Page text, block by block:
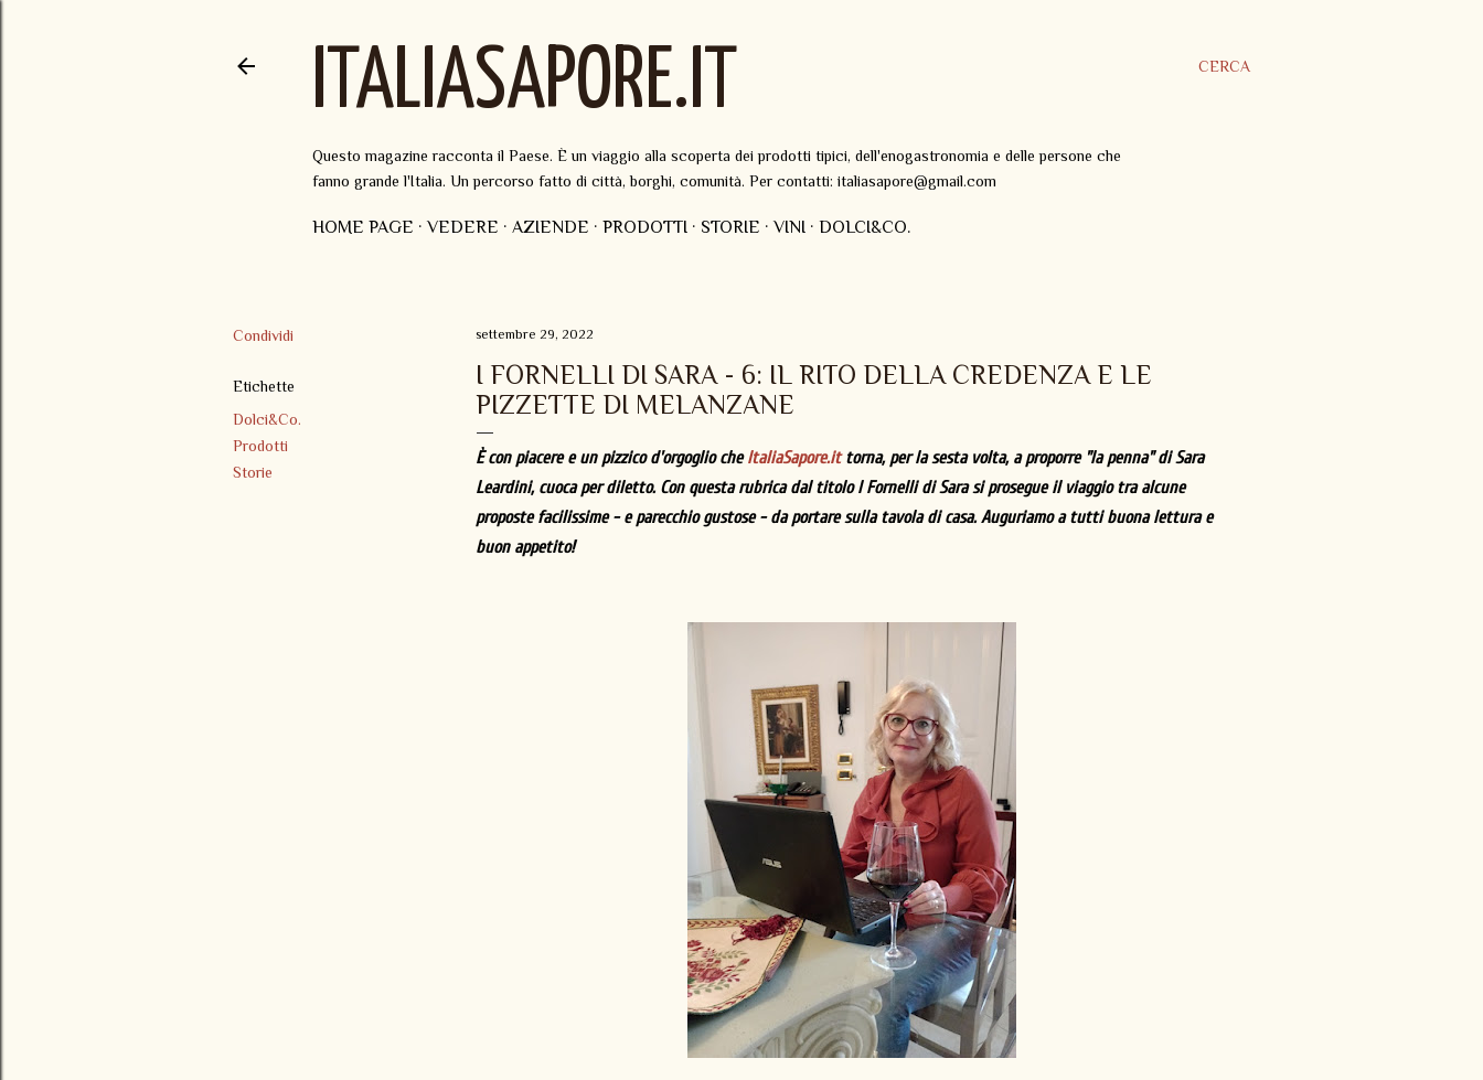
CERCA
ITALIASAPORE.IT
Questo magazine racconta il Paese. È un viaggio alla scoperta dei prodotti tipici, dell'enogastronomia e delle persone che
fanno grande l'Italia. Un percorso fatto di città, borghi, comunità. Per contatti: italiasapore@gmail.com
HOME PAGE VEDERE AZIENDE PRODOTTI STORIE VINI DOLCI&CO.
Condividi
Etichette
Dolci&Co.
Prodotti
Storie
settembre 29, 2022
I FORNELLI DI SARA - 6: IL RITO DELLA CREDENZA E LE
PIZZETTE DI MELANZANE
È con piacere e un pizzico d'orgoglio cheItaliaSapore.ittorna, per la sesta volta, a proporre "la penna" di Sara
Leardini, cuoca per diletto. Con questa rubrica dal titolo I Fornelli di Sara si prosegue il viaggio tra alcune
proposte facilissime - e parecchio gustose - da portare sulla tavola di casa. Auguriamo a tutti buona lettura e
buon appetito!